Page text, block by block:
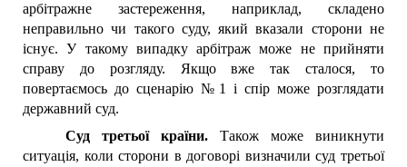
арбітражне застереження, наприклад, складено
неправильно чи такого суду, який вказали сторони не
існує. У такому випадку арбітраж може не прийняти
справу до розгляду. Якщо вже так сталося, то
повертаємось до сценарію №1 і спір може розглядати
державний суд.
Суд третьої країни. Також може виникнути
ситуація, коли сторони в договорі визначили суд третьої